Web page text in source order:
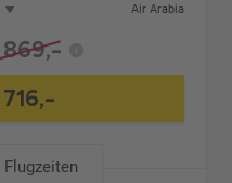
Air Arabia
869,-
716,-